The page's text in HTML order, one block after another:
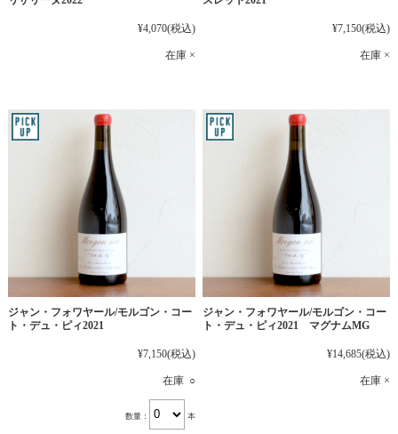
¥4,070(税込)
在庫 ×
¥7,150(税込)
在庫 ×
ジャン・フォワヤール/モルゴン・コー
ト・デュ・ピィ2021
¥7,150(税込)
在庫 ○
数量： 本
ジャン・フォワヤール/モルゴン・コー
ト・デュ・ピィ2021 マグナムMG
¥14,685(税込)
在庫 ×